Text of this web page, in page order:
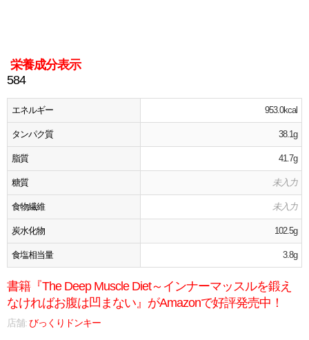
栄養成分表示
584
エネルギー 953.0kcal
タンパク質 38.1g
脂質 41.7g
糖質 未入力
食物繊維 未入力
炭水化物 102.5g
食塩相当量 3.8g
書籍『The Deep Muscle Diet～インナーマッスルを鍛え
なければお腹は凹まない』がAmazonで好評発売中！
店舗:びっくりドンキー